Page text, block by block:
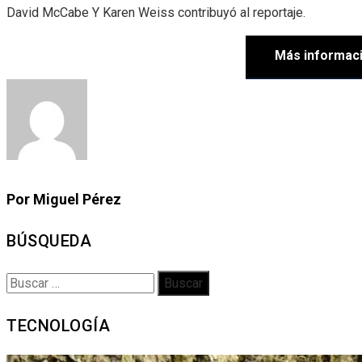
David McCabe Y Karen Weiss contribuyó al reportaje.
Más
Por Miguel Pérez
BÚSQUEDA
Buscar:
TECNOLOGÍA